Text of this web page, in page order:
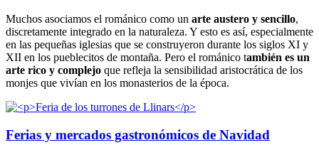
Muchos asociamos el románico como un arte austero y sencillo,
discretamente integrado en la naturaleza. Y esto es así, especialmente
en las pequeñas iglesias que se construyeron durante los siglos XI y
XII en los pueblecitos de montaña. Pero el románico también es un
arte rico y complejo que refleja la sensibilidad aristocrática de los
monjes que vivían en los monasterios de la época.
Ferias y mercados gastronómicos de Navidad